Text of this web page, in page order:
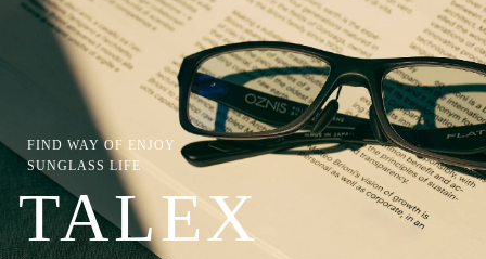
FIND WAY OF ENJOY
SUNGLASS LIFE
TALEX